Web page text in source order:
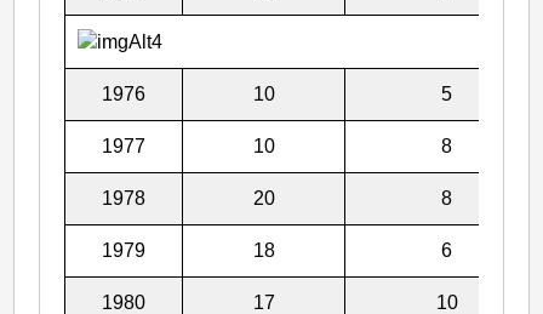
1976 10 5
1977 10 8
1978 20 8
1979 18 6
1980 17 10